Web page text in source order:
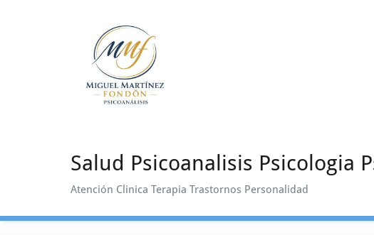
Salud Psicoanalisis Psicologia
Atención Clinica Terapia Trastornos Personalidad